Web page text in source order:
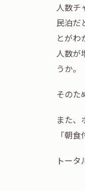
人数チ
民泊だ
とがわ
人数が
うか。
そのた
また、
「朝
トー